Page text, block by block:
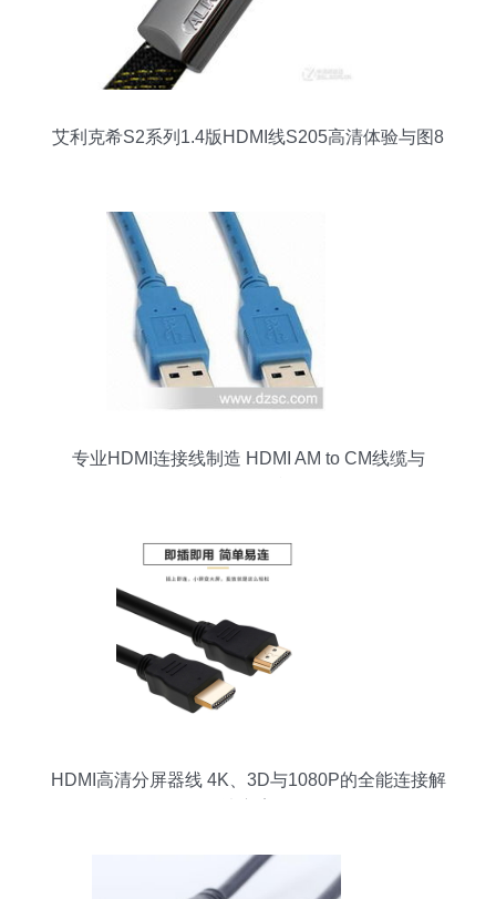
艾利克希S2系列1.4版HDMI线S205高清体验与图8
专业HDMI连接线制造 HDMI AM to CM线缆与
HDMI高清分屏器线 4K、3D与1080P的全能连接解